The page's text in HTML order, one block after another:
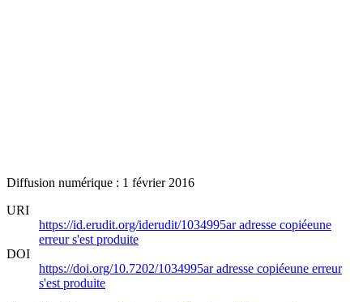
Diffusion numérique : 1 février 2016
URI
https://id.erudit.org/iderudit/1034995aradresse copiéeune
erreur s'est produite
DOI
https://doi.org/10.7202/1034995aradresse copiéeune erreur
s'est produite